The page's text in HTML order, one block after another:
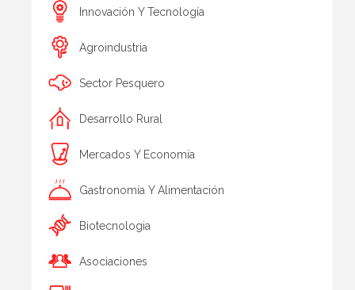
Innovación Y Tecnología
Agroindustria
Sector Pesquero
Desarrollo Rural
Mercados Y Economía
Gastronomía Y Alimentación
Biotecnologia
Asociaciones